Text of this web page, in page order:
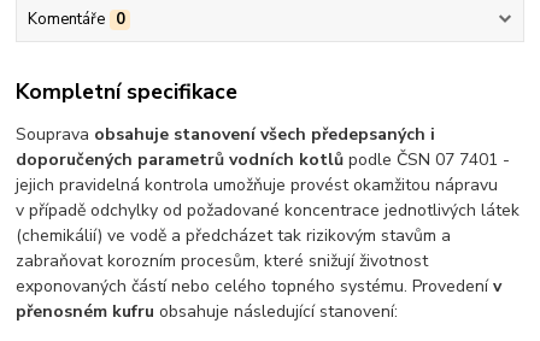
Komentáře 0
Kompletní specifikace
Souprava obsahuje stanovení všech předepsaných i
doporučených parametrů vodních kotlů podle ČSN 07 7401 -
jejich pravidelná kontrola umožňuje provést okamžitou nápravu
v případě odchylky od požadované koncentrace jednotlivých látek
(chemikálií) ve vodě a předcházet tak rizikovým stavům a
zabraňovat korozním procesům, které snižují životnost
exponovaných částí nebo celého topného systému. Provedenív
přenosném kufruobsahuje následující stanovení: